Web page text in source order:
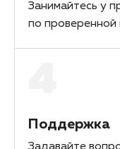
Занимайтесь у
по
Поддержка